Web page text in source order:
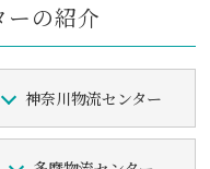
の紹介
神奈川物流センター